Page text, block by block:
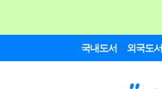
국내도서 외국도서